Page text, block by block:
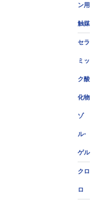
ン用
触媒
セラ
ミッ
ク酸
化物
ゾ
ル-
ゲル
クロ
ロ